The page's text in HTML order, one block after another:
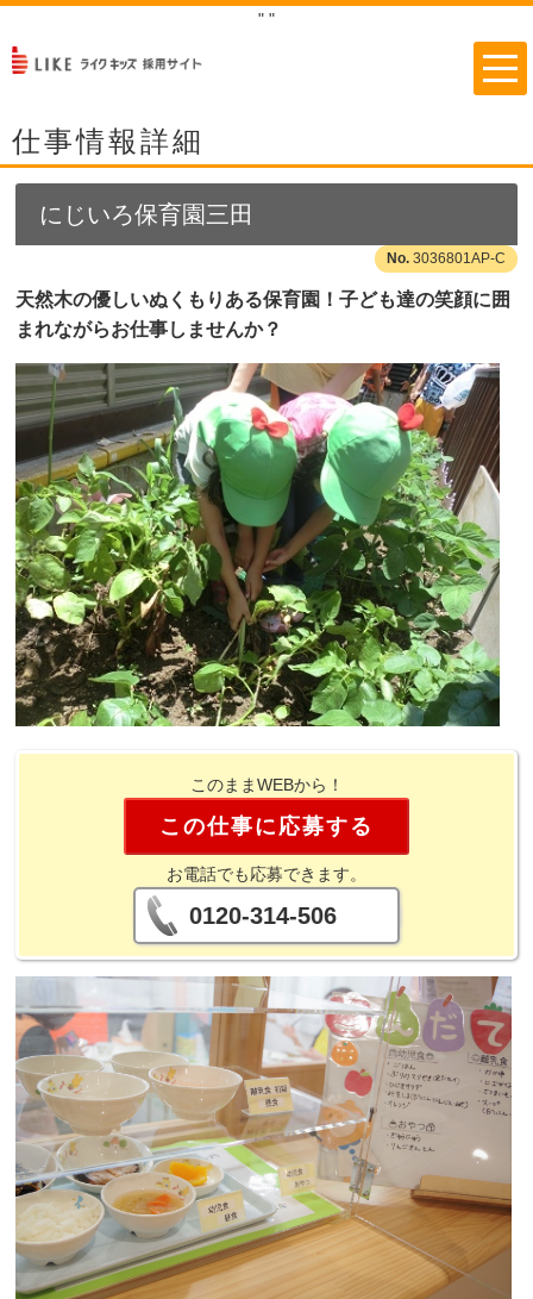
" "
仕事情報詳細
にじいろ保育園三田
3036801AP-C
天然木の優しいぬくもりある保育園！子ども達の笑顔に囲
まれながらお仕事しませんか？
このままWEBから！
この仕事に応募する
お電話でも応募できます。
0120-314-506